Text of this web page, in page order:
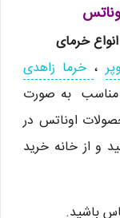
خرمای
، خرما زاهدی
مناسب به صورت
اوناتس در
و از خانه خرید
باشید.